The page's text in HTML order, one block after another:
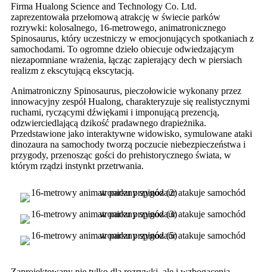
Firma Hualong Science and Technology Co. Ltd.
zaprezentowała przełomową atrakcję w świecie parków
rozrywki: kolosalnego, 16-metrowego, animatronicznego
Spinosaurus, który uczestniczy w emocjonujących spotkaniach z
samochodami. To ogromne dzieło obiecuje odwiedzającym
niezapomniane wrażenia, łącząc zapierający dech w piersiach
realizm z ekscytującą ekscytacją.
Animatroniczny Spinosaurus, pieczołowicie wykonany przez
innowacyjny zespół Hualong, charakteryzuje się realistycznymi
ruchami, ryczącymi dźwiękami i imponującą prezencją,
odzwierciedlającą dzikość pradawnego drapieżnika.
Przedstawione jako interaktywne widowisko, symulowane ataki
dinozaura na samochody tworzą poczucie niebezpieczeństwa i
przygody, przenosząc gości do prehistorycznego świata, w
którym rządzi instynkt przetrwania.